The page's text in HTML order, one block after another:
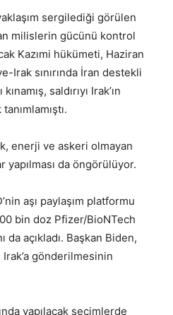
sergilediği görülen
milislerin gücünü kontrol
Kazımi hükümeti, Haziran
Irak sınırında İran destekli
saldırıyı Irak’ın
enerji ve askeri olmayan
da öngörülüyor.
aşı paylaşım platformu
bin doz Pfizer/BioNTech
da açıkladı. Başkan Biden,
gönderilmesinin
yapılacak seçimlerde